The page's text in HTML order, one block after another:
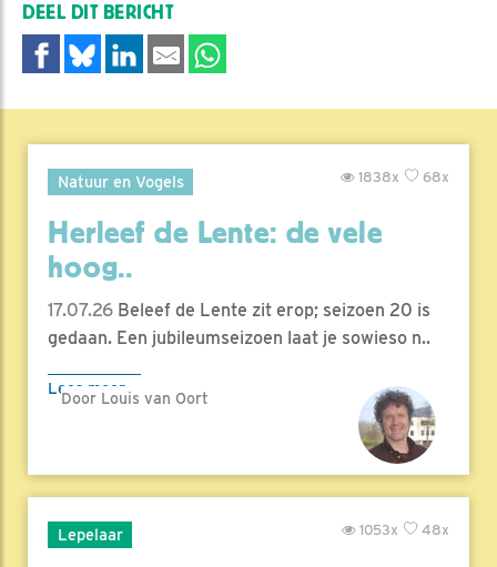
DEEL DIT BERICHT
Natuur en Vogels 68x
1838x
Herleef de Lente: de vele
hoog..
17.07.26 Beleef de Lente zit erop; seizoen 20 is
gedaan. Een jubileumseizoen laat je sowieso n..
Lees meer
Door Louis van Oort
Lepelaar 48x
1053x